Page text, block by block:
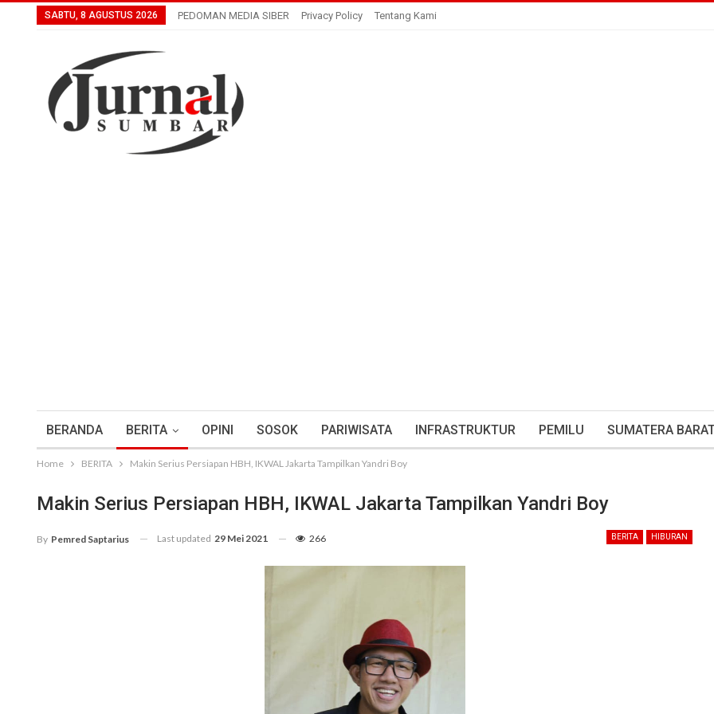
SABTU, 8 AGUSTUS 2026 PEDOMAN MEDIA SIBER Privacy Policy Tentang Kami
BERANDA BERITA OPINI SOSOK PARIWISATA INFRASTRUKTUR PEMILU SUMATERA
Home BERITA Makin Serius Persiapan HBH, IKWAL Jakarta Tampilkan Yandri Boy
Makin Serius Persiapan HBH, IKWAL Jakarta Tampilkan Yandri Boy
BERITA HIBURAN
By Pemred Saptarius Last updated 29 Mei 2021 266